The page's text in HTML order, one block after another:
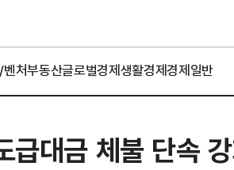
처부동산글로벌경제생활경제경제일반
급대금 체불 단속